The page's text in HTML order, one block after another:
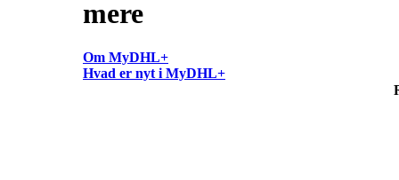
mere
Om MyDHL+
Hvad er nyt i MyDHL+